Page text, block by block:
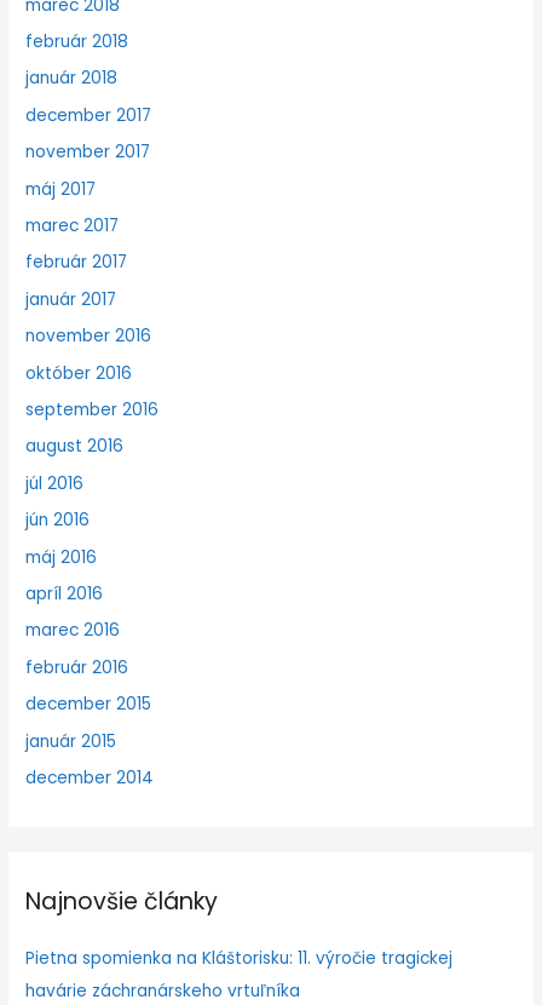
marec 2018
február 2018
január 2018
december 2017
november 2017
máj 2017
marec 2017
február 2017
január 2017
november 2016
október 2016
september 2016
august 2016
júl 2016
jún 2016
máj 2016
apríl 2016
marec 2016
február 2016
december 2015
január 2015
december 2014
Najnovšie články
Pietna spomienka na Kláštorisku: 11. výročie tragickej
havárie záchranárskeho vrtuľníka